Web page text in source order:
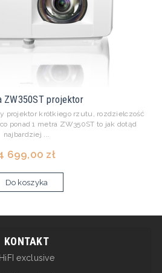
ZW350ST projektor
projektor krótkiego rzutu, rozdzielczość
ponad 1 metra ZW350ST to jak dotąd
najbardziej ...
699,00 zł
Do koszyka
KONTAKT
HiFI exclusive